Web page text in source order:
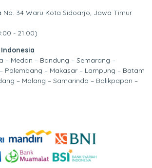
No. 34 Waru Kota Sidoarjo, Jawa Timur
- 21:00)
– Medan – Bandung – Semarang –
Palembang – Makasar – Lampung – Batam
– Malang – Samarinda – Balikpapan –